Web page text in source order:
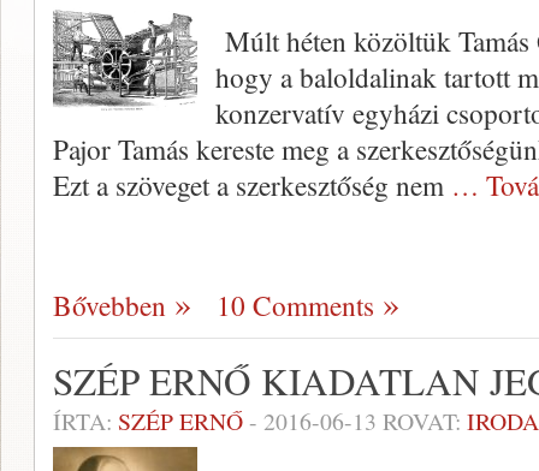
Múlt héten közöltük
hogy a baloldalinak tartott
konzervatív egyházi
Pajor Tamás kereste meg a
Ezt a szöveget a szerkesztőség nem …
Bővebben 10 Comments
SZÉP ERNŐ KIADATLAN
ÍRTA: SZÉP ERNŐ- 2016-06-13 ROVAT: